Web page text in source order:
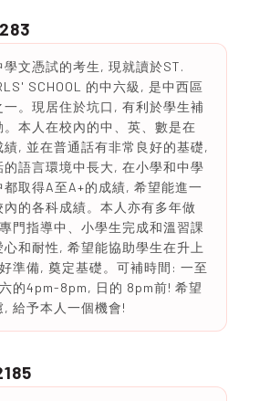
文憑試的考生, 現就讀於ST.
SCHOOL 的中六級, 是中西區
一。現居住於坑口, 有利於學生補
。本人在校內的中、英、數是在
績, 並在普通話有非常良好的基礎,
的語言環境中長大, 在小學和中學
都取得A至A+的成績, 希望能進一
內的各科成績。本人亦有多年做
門指導中、小學生完成和溫習課
和耐性, 希望能協助學生在升上
準備, 奠定基礎。可補時間: 一至
的4pm-8pm, 日的 8pm前! 希望
給予本人一個機會!